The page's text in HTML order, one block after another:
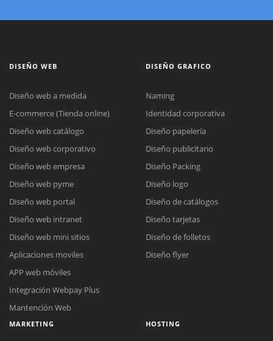
DISEÑO WEB
Diseño web a medida
E-commerce (Tienda online)
Diseño web catálogo
Diseño web corporativo
Diseño web empresa
Diseño web pyme
Diseño web portal
Diseño web intranet
Diseño web mini sitios
Aplicaciones moviles
APP web móviles
Integración Webpay Plus
Mantención Web
DISEÑO GRAFICO
Naming
Identidad corporativa
Diseño papelería
Diseño publicitario
Diseño Packing
Diseño logo
Diseño de catálogos
Diseño tarjetas
Diseño de folletos
Diseño flyer
MARKETING HOSTING